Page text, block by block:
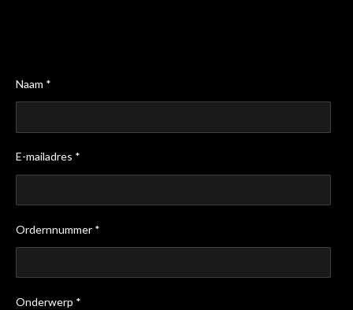
Naam *
E-mailadres *
Ordernnummer *
Onderwerp *